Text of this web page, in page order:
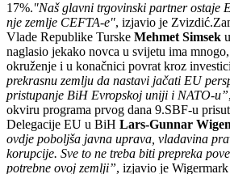
17%."Naš glavni trgovinski partner ostaje
nje zemlje CEFTA-e", izjavio je
Vlade Republike Turske Mehmet Simsek
naglasio jekako novca u svijetu ima
okruženje i u konačnici povrat kroz
prekrasnu zemlju da nastavi jačati EU
pristupanje BiH Evropskoj uniji i NATO-u”
okviru programa prvog dana 9.SBF-u
Delegacije EU u BiH Lars-Gunnar
ovdje poboljša javna uprava, vladavina
korupcije. Sve to ne treba biti prepreka
potrebne ovoj zemlji”, izjavio je